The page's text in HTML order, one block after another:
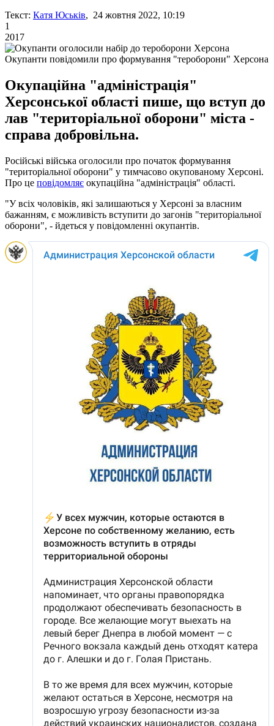
Текст: Катя Юськів, 24 жовтня 2022, 10:19
1
2017
Окупанти повідомили про формування "тероборони" Херсона
Окупаційна "адміністрація"
Херсонської області пише, що вступ до
лав "територіальної оборони" міста -
справа добровільна.
Російські війська оголосили про початок формування
"територіальної оборони" у тимчасово окупованому Херсоні.
Про це повідомляє окупаційна "адміністрація" області.
"У всіх чоловіків, які залишаються у Херсоні за власним
бажанням, є можливість вступити до загонів "територіальної
оборони", - йдеться у повідомленні окупантів.